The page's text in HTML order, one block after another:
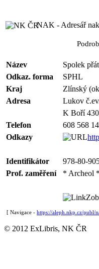
NAK - Adresář
Název
Spolek
Odkaz. forma
SPHL
Kraj
Zlínský
Adresa
Lukov
K Boří
Telefon
608 568
Odkazy
Identifikátor
978-80-
Prof. zaměření
* Archeol
[ Navigace - https://aleph.nkp.cz/publ/
© 2012 ExLibris, NK ČR